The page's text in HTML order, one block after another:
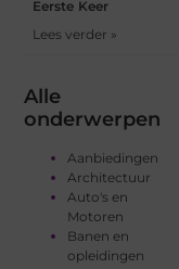
Alle
onderwerpen
Aanbiedingen
Architectuur
Auto's en
Motoren
Banen en
opleidingen
Eerste Keer
Lees verder »